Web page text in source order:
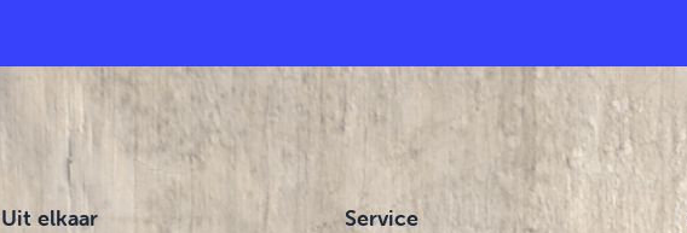
Uit elkaar Service